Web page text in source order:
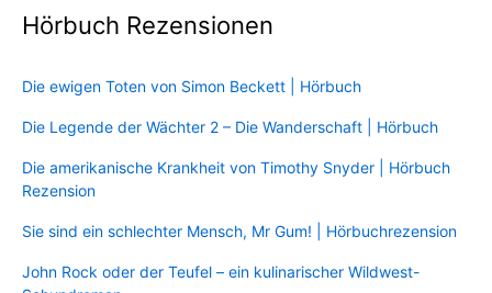
Hörbuch Rezensionen
Die ewigen Toten von Simon Beckett | Hörbuch
Die Legende der Wächter 2 – Die Wanderschaft | Hörbuch
Die amerikanische Krankheit von Timothy Snyder | Hörbuch
Rezension
Sie sind ein schlechter Mensch, Mr Gum! | Hörbuchrezension
John Rock oder der Teufel – ein kulinarischer Wildwest-